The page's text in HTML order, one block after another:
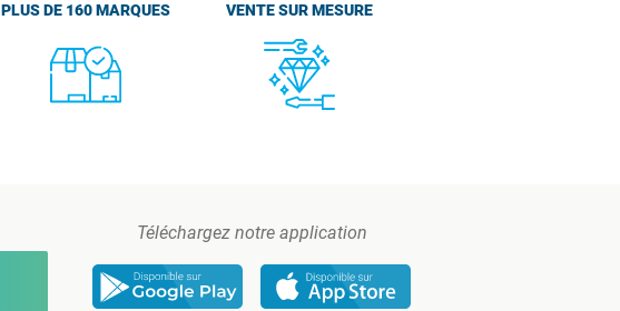
PLUS DE 160 MARQUES
VENTE SUR MESURE
Téléchargez notre application